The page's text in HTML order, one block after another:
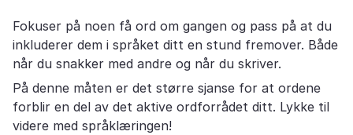
Fokuser på noen få ord om gangen og pass på at du
inkluderer dem i språket ditt en stund fremover. Både
når du snakker med andre og når du skriver.
På denne måten er det større sjanse for at ordene
forblir en del av det aktive ordforrådet ditt. Lykke til
videre med språklæringen!